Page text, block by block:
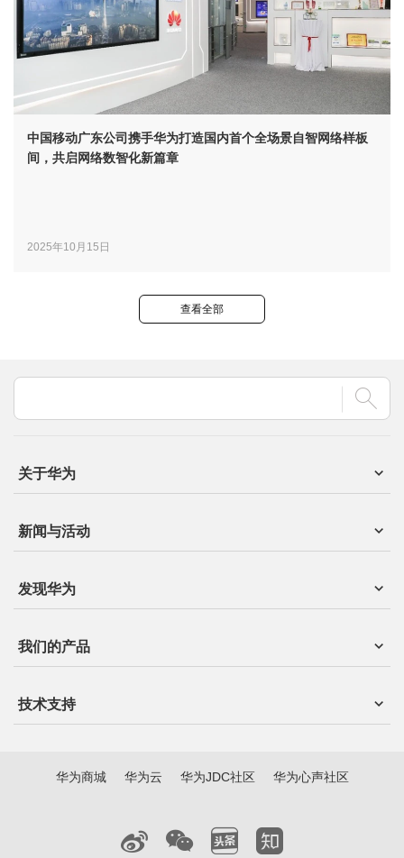
中国移动广东公司携手华为打造国内首个全场景自智网络样板
间，共启网络数智化新篇章
2025年10月15日
查看全部
关于华为
新闻与活动
发现华为
我们的产品
技术支持
华为商城 华为云 华为JDC社区 华为心声社区